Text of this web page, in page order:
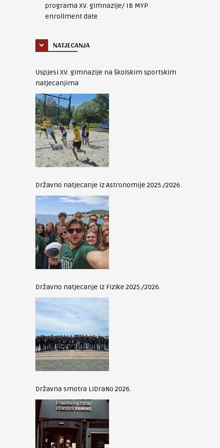
programa XV. gimnazije/ IB MYP
enrollment date
NATJECANJA
Uspjesi XV. gimnazije na školskim sportskim
natjecanjima
Državno natjecanje iz Astronomije 2025./2026.
Državno natjecanje iz Fizike 2025./2026.
Državna smotra LiDraNo 2026.